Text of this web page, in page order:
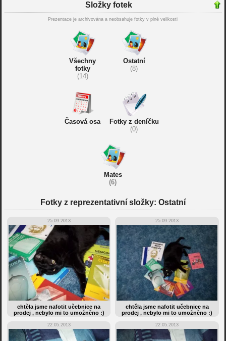
Složky fotek
Prezentace je archivována a neobsahuje fotky v plné velikosti
Všechny
fotky
(14)
Ostatní
(8)
Časová osa
Fotky z deníčku
(0)
Mates
(6)
Fotky z reprezentativní složky: Ostatní
25.09.2013
chtěla jsme nafotit učebnice na
prodej , nebylo mi to umožněno :)
25.09.2013
chtěla jsme nafotit učebnice na
prodej , nebylo mi to umožněno :)
22.05.2013 22.05.2013